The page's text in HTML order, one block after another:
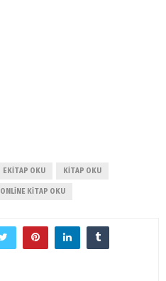
EKITAP OKU KITAP OKU
ONLINE KITAP OKU